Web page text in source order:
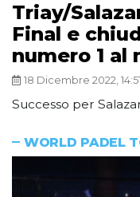
Triay/
Final e
numero 1 al
18 Dicembre 2022, 14:51
Successo per
WORLD PADEL